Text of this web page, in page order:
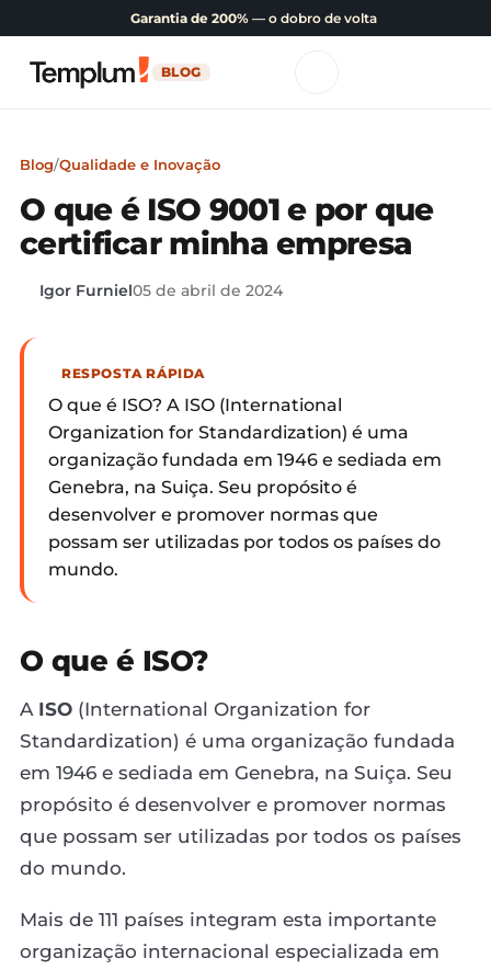
Garantia de 200% — o dobro de volta
BLOG
Blog/Qualidade e Inovação
O que é ISO 9001 e por que
certificar minha empresa
Igor Furniel05 de abril de 2024
RESPOSTA RÁPIDA
O que é ISO? A ISO (International
Organization for Standardization) é uma
organização fundada em 1946 e sediada em
Genebra, na Suiça. Seu propósito é
desenvolver e promover normas que
possam ser utilizadas por todos os países do
mundo.
O que é ISO?
A ISO (International Organization for
Standardization) é uma organização fundada
em 1946 e sediada em Genebra, na Suiça. Seu
propósito é desenvolver e promover normas
que possam ser utilizadas por todos os países
do mundo.
Mais de 111 países integram esta importante
organização internacional especializada em